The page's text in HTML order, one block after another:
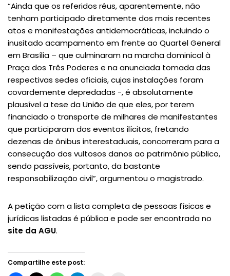
“Ainda que os referidos réus, aparentemente, não
tenham participado diretamente dos mais recentes
atos e manifestações antidemocráticas, incluindo o
inusitado acampamento em frente ao Quartel General
em Brasília – que culminaram na marcha dominical à
Praça dos Três Poderes e na anunciada tomada das
respectivas sedes oficiais, cujas instalações foram
covardemente depredadas -, é absolutamente
plausível a tese da União de que eles, por terem
financiado o transporte de milhares de manifestantes
que participaram dos eventos ilícitos, fretando
dezenas de ônibus interestaduais, concorreram para a
consecução dos vultosos danos ao patrimônio público,
sendo passíveis, portanto, da bastante
responsabilização civil”, argumentou o magistrado.
A petição com a lista completa de pessoas físicas e
jurídicas listadas é pública e pode ser encontrada no
site da AGU.
Compartilhe este post: